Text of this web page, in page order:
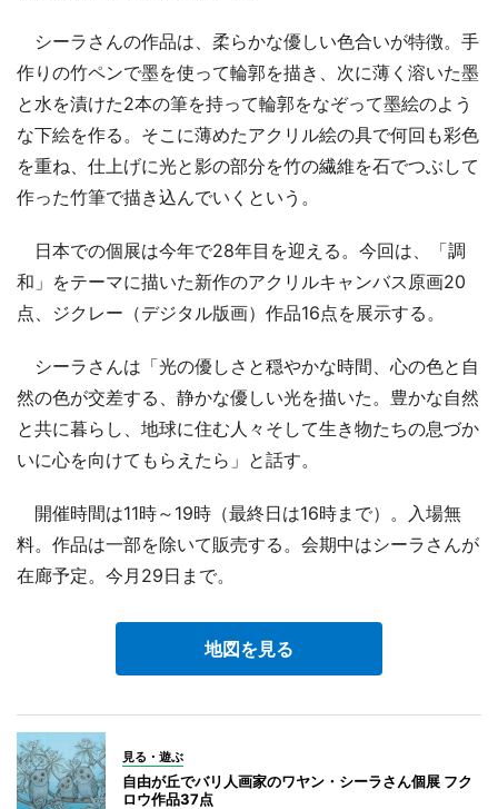
シーラさんの作品は、柔らかな優しい色合いが特徴。手
作りの竹ペンで墨を使って輪郭を描き、次に薄く溶いた墨
と水を漬けた2本の筆を持って輪郭をなぞって墨絵のよう
な下絵を作る。そこに薄めたアクリル絵の具で何回も彩色
を重ね、仕上げに光と影の部分を竹の繊維を石でつぶして
作った竹筆で描き込んでいくという。
日本での個展は今年で28年目を迎える。今回は、「調
和」をテーマに描いた新作のアクリルキャンバス原画20
点、ジクレー（デジタル版画）作品16点を展示する。
シーラさんは「光の優しさと穏やかな時間、心の色と自
然の色が交差する、静かな優しい光を描いた。豊かな自然
と共に暮らし、地球に住む人々そして生き物たちの息づか
いに心を向けてもらえたら」と話す。
開催時間は11時～19時（最終日は16時まで）。入場無
料。作品は一部を除いて販売する。会期中はシーラさんが
在廊予定。今月29日まで。
地図を見る
見る・遊ぶ
自由が丘でバリ人画家のワヤン・シーラさん個展 フク
ロウ作品37点